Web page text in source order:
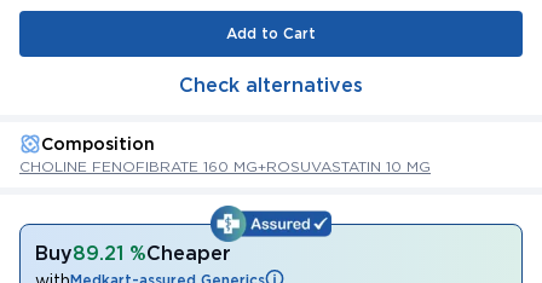
Add to Cart
Check alternatives
Composition
CHOLINE FENOFIBRATE 160 MG+ROSUVASTATIN 10 MG
Buy89.21 %Cheaper